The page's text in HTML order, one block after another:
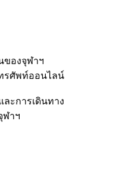
ของจุฬาฯ
รศัพท์ออนไลน์
ละการเดินทาง
ฬาฯ